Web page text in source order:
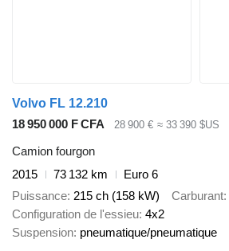
Volvo FL 12.210
18 950 000 F CFA
28 900 € ≈ 33 390 $US
Camion fourgon
2015
73 132 km
Euro 6
Puissance 215 ch (158 kW) Carburant
Configuration de l'essieu 4x2
Suspension pneumatique/pneumatique